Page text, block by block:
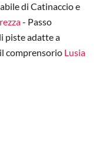
di Catinaccio e
- Passo
piste adatte a
comprensorio Lusia